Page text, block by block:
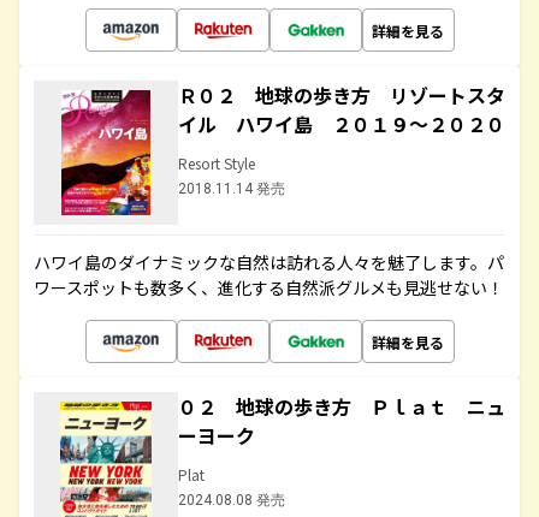
詳細を見る
Ｒ０２ 地球の歩き方 リゾートスタ
イル ハワイ島 ２０１９～２０２０
Resort Style
2018.11.14 発売
ハワイ島のダイナミックな自然は訪れる人々を魅了します。パ
ワースポットも数多く、進化する自然派グルメも見逃せない！
詳細を見る
０２ 地球の歩き方 Ｐｌａｔ ニュ
ーヨーク
Plat
2024.08.08 発売